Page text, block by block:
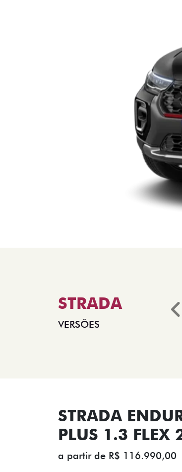
STRADA
VERSÕES
STRADA
PLUS 1.3 FLEX
a partir de R$ 116.990,00